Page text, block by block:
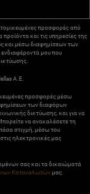
προσφορές από
προϊόντα και τις υπηρεσίες της
και μέσω διαφημίσεων των
μου που
A.E.
προσφορές μέσω
των διαφόρων
δικτύωσης, και για να
να ανακαλέσετε τη
στιγμή, μέσω του
ηλεκτρονικές μας
σας και τα δικαιώματά
Καταναλωτώνμας.